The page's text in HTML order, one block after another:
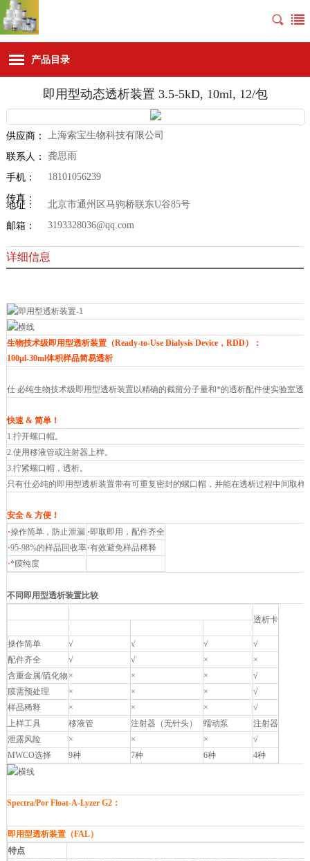
产品目录
即用型动态透析装置 3.5-5kD, 10ml, 12/包
供应商： 上海索宝生物科技有限公司
联系人： 龚思雨
手机： 18101056239
传真：
地址： 北京市通州区马驹桥联东U谷85号
邮箱： 3193328036@qq.com
详细信息
生物技术级即用型透析装置（Ready-to-Use Dialysis Device，RDD）：
100μl-30ml体积样品简易透析
仕 必纯生物技术级即用型透析装置以精确的截留分子量和*的透析配件使实验室透
快速 & 简单！
1.拧开螺口帽。
2.使用移液管或注射器上样。
3.拧紧螺口帽，透析。
只有仕必纯的即用型透析装置带有可重复密封的螺口帽，并能在透析过程中间取
安全 & 方便！
·操作简单，防止泄漏 ·即取即用，配件齐全
·95-98%的样品回收率·有效避免样品稀释
·*膜纯度
不同即用型透析装置比较
透析卡
操作简单
√ √ √
√
配件齐全
√ √ ×
×
含重金属/硫化物 × × ×
√
膜需预处理
× × ×
√
样品稀释
× × ×
√
上样工具
移液管 注射器（无针头） 蠕动泵
注射器
泄露风险
× × ×
√
MWCO选择
9种 7种 6种 4种
Spectra/Por Float-A-Lyzer G2：
即用型透析装置（FAL）
特点